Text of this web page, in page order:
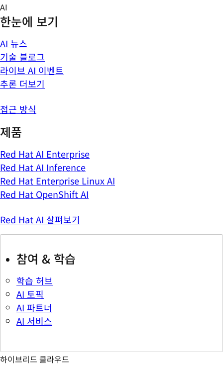
Skip
to
content
AI
한눈에 보기
AI 뉴스
기술 블로그
라이브 AI 이벤트
추론 더보기
접근 방식
제품
Red Hat AI Enterprise
Red Hat AI Inference
Red Hat Enterprise Linux AI
Red Hat OpenShift AI
Red Hat AI 살펴보기
참여 & 학습
학습 허브
AI 토픽
AI 파트너
AI 서비스
하이브리드 클라우드